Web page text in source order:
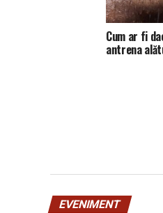
Cum ar fi
antrena
EVENIMENT